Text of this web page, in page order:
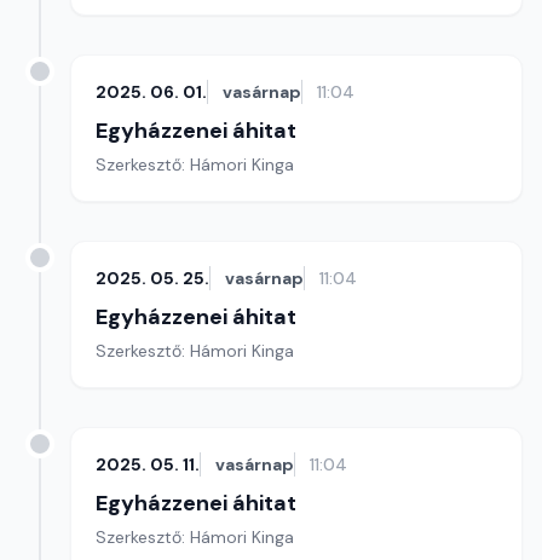
2025. 06. 01. vasárnap 11:04
Egyházzenei áhitat
Szerkesztő: Hámori Kinga
2025. 05. 25. vasárnap 11:04
Egyházzenei áhitat
Szerkesztő: Hámori Kinga
2025. 05. 11. vasárnap 11:04
Egyházzenei áhitat
Szerkesztő: Hámori Kinga